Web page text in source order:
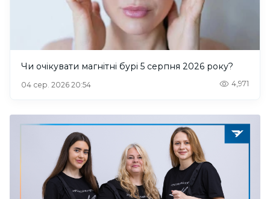
Чи очікувати магнітні бурі 5 серпня 2026 року?
04 сер. 2026 20:54 4,971